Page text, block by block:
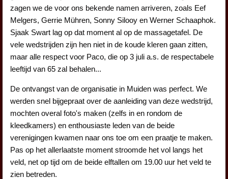
zagen we de voor ons bekende namen arriveren, zoals Eef
Melgers, Gerrie Mühren, Sonny Silooy en Werner Schaaphok.
Sjaak Swart lag op dat moment al op de massagetafel. De
vele wedstrijden zijn hen niet in de koude kleren gaan zitten,
maar alle respect voor Paco, die op 3 juli a.s. de respectabele
leeftijd van 65 zal behalen...
De ontvangst van de organisatie in Muiden was perfect. We
werden snel bijgepraat over de aanleiding van deze wedstrijd,
mochten overal foto's maken (zelfs in en rondom de
kleedkamers) en enthousiaste leden van de beide
verenigingen kwamen naar ons toe om een praatje te maken.
Pas op het allerlaatste moment stroomde het vol langs het
veld, net op tijd om de beide elftallen om 19.00 uur het veld te
zien betreden.